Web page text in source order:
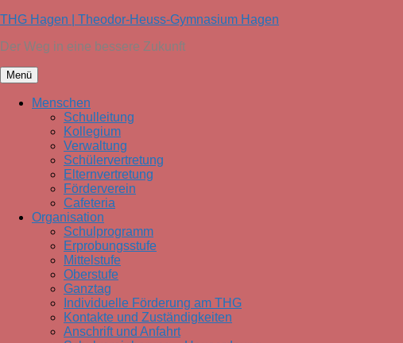
Zum
springen
THG Hagen | Theodor-Heuss-Gymnasium Hagen
Der Weg in eine bessere Zukunft
Menü
Menschen
Schulleitung
Kollegium
Verwaltung
Schülervertretung
Elternvertretung
Förderverein
Cafeteria
Organisation
Schulprogramm
Erprobungsstufe
Mittelstufe
Oberstufe
Ganztag
Individuelle Förderung am THG
Kontakte und Zuständigkeiten
Anschrift und Anfahrt